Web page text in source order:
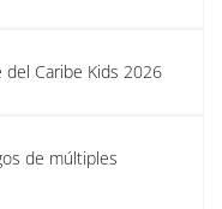
del Caribe Kids 2026
de múltiples